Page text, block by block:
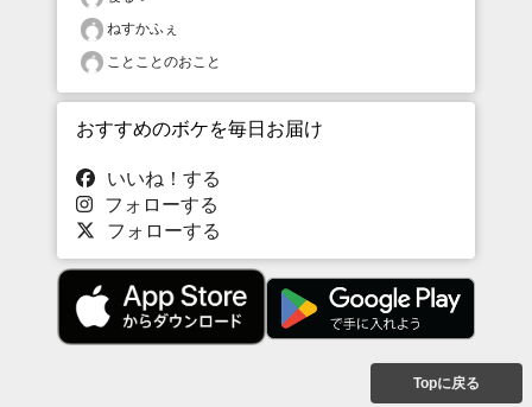
ねすかふぇ
ことことのおこと
おすすめのボケを毎日お届け
いいね！する
フォローする
フォローする
Topに戻る